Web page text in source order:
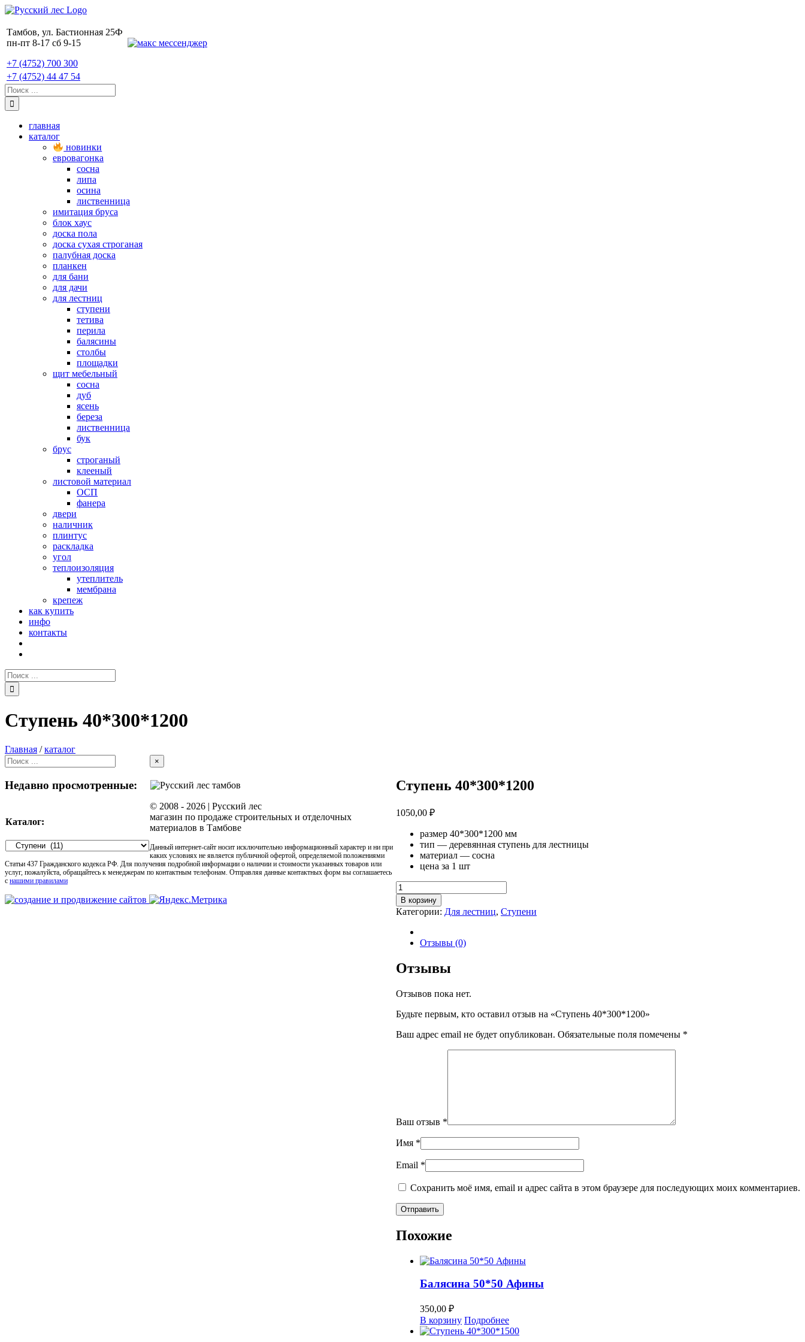
Skip
content
Тамбов, ул. Бастионная 25Ф
пн-пт 8-17 сб 9-15
+7 (4752) 700 300
+7 (4752) 44 47 54
Поиск:
главная
каталог
новинки
евровагонка
сосна
липа
осина
лиственница
имитация бруса
блок хаус
доска пола
доска сухая строганая
палубная доска
планкен
для бани
для дачи
для лестниц
ступени
тетива
перила
балясины
столбы
площадки
щит мебельный
сосна
дуб
ясень
береза
лиственница
бук
брус
строганый
клееный
листовой материал
ОСП
фанера
двери
наличник
плинтус
раскладка
угол
теплоизоляция
утеплитель
мембрана
крепеж
как купить
инфо
контакты
Поиск:
Ступень 40*300*1200
Главная /каталог
Ступень 40*300*1200
1050,00 ₽
размер 40*300*1200 мм
тип — деревянная ступень для лестницы
материал — сосна
цена за 1 шт
Количество
товара
Ступень
40*300*1200
В корзину
Категории: Для лестниц, Ступени
Отзывы (0)
Отзывы
Отзывов пока нет.
Будьте первым, кто оставил отзыв на «Ступень 40*300*1200»
Ваш адрес email не будет опубликован. Обязательные поля помечены *
Ваш отзыв *
Имя *
Email *
Сохранить моё имя, email и адрес сайта в этом браузере для последующих моих комментариев.
Похожие
Балясина 50*50 Афины
350,00 ₽
В корзину Подробнее
Недавно просмотренные:
Каталог:
Close
product
quick
view
×
© 2008 - 2026 | Русский лес
магазин по продаже строительных и отделочных
материалов в Тамбове
Данный интернет-сайт носит исключительно информационный характер и ни при
каких условиях не является публичной офертой, определяемой положениями
Статьи 437 Гражданского кодекса РФ. Для получения подробной информации о наличии и стоимости указанных товаров или
услуг, пожалуйста, обращайтесь к менеджерам по контактным телефонам. Отправляя данные контактных форм вы соглашаетесь
с нашими правилами